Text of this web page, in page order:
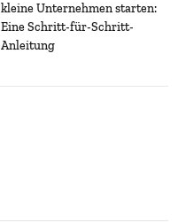
kleine Unternehmen starten:
Eine Schritt-für-Schritt-
Anleitung